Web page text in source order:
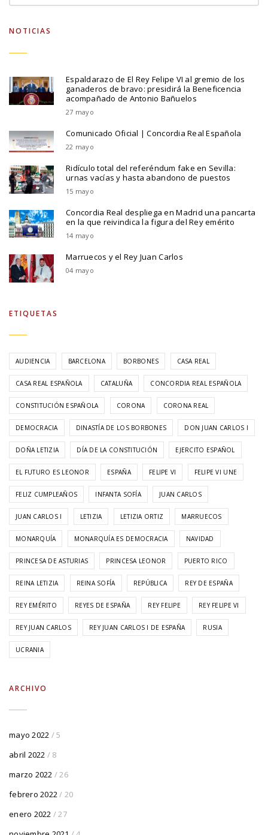
NOTICIAS
Espaldarazo de El Rey Felipe VI al gremio de los
ganaderos de bravo: presidirá la Beneficencia
acompañado de Antonio Bañuelos
27 mayo
Comunicado Oficial | Concordia Real Española
22 mayo
Ridículo total del referéndum fake en Sevilla:
urnas vacías y hasta abandono de puestos
15 mayo
Concordia Real despliega en Madrid una pancarta
en la que reivindica la figura del Rey emérito
14 mayo
Marruecos y el Rey Juan Carlos
04 mayo
ETIQUETAS
AUDIENCIA BARCELONA BORBONES CASA REAL
CASA REAL ESPAÑOLA CATALUÑA CONCORDIA REAL ESPAÑOLA
CONSTITUCIÓN ESPAÑOLA CORONA CORONA REAL
DEMOCRACIA DINASTÍA DE LOS BORBONES DON JUAN CARLOS I
DOÑA LETIZIA DÍA DE LA CONSTITUCIÓN EJERCITO ESPAÑOL
EL FUTURO ES LEONOR ESPAÑA FELIPE VI FELIPE VI UNE
FELIZ CUMPLEAÑOS INFANTA SOFÍA JUAN CARLOS
JUAN CARLOS I LETIZIA LETIZIA ORTIZ MARRUECOS
MONARQUÍA MONARQUÍA ES DEMOCRACIA NAVIDAD
PRINCESA DE ASTURIAS PRINCESA LEONOR PUERTO RICO
REINA LETIZIA REINA SOFÍA REPÚBLICA REY DE ESPAÑA
REY EMÉRITO REYES DE ESPAÑA REY FELIPE REY FELIPE VI
REY JUAN CARLOS REY JUAN CARLOS I DE ESPAÑA RUSIA
UCRANIA
ARCHIVO
mayo 2022 / 5
abril 2022 / 8
marzo 2022 / 26
febrero 2022 / 20
enero 2022 / 27